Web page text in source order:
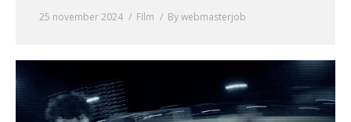
25 november 2024 Film Bywebmasterjob